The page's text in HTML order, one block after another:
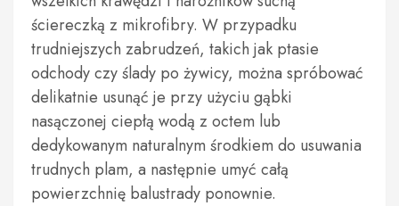
ściereczką z mikrofibry. W przypadku
trudniejszych zabrudzeń, takich jak ptasie
odchody czy ślady po żywicy, można spróbować
delikatnie usunąć je przy użyciu gąbki
nasączonej ciepłą wodą z octem lub
dedykowanym naturalnym środkiem do usuwania
trudnych plam, a następnie umyć całą
powierzchnię balustrady ponownie.